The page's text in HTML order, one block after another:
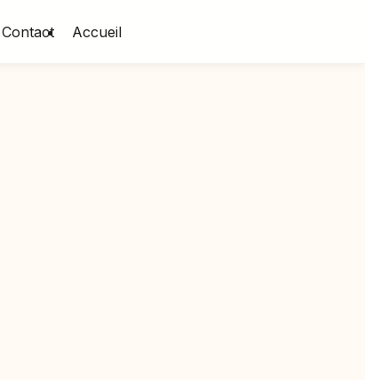
Contact Accueil